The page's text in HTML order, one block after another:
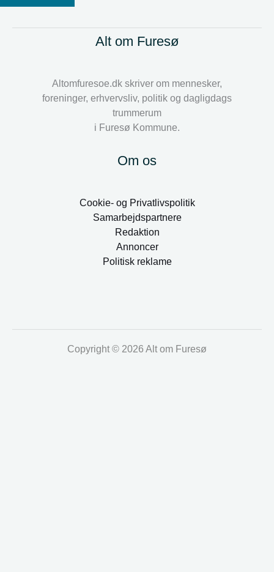
Alt om Furesø
Altomfuresoe.dk skriver om mennesker,
foreninger, erhvervsliv, politik og dagligdags
trummerum
i Furesø Kommune.
Om os
Cookie- og Privatlivspolitik
Samarbejdspartnere
Redaktion
Annoncer
Politisk reklame
Copyright © 2026 Alt om Furesø